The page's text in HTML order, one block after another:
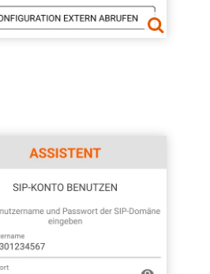
larger version